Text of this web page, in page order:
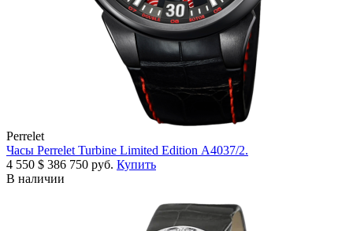
Perrelet
Часы Perrelet Turbine Limited Edition A4037/2.
4 550 $ 386 750 руб. Купить
В наличии